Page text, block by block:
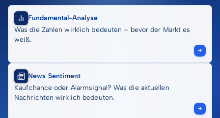
Fundamental-Analyse
Was die Zahlen wirklich bedeuten – bevor der Markt es
weiß.
News Sentiment
Kaufchance oder Alarmsignal? Was die aktuellen
Nachrichten wirklich bedeuten.